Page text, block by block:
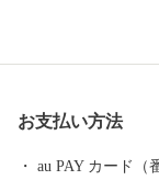
などには毎年全国
返還要求運動原点
早期返還を願い、
お支払い方法
au PAY カード（